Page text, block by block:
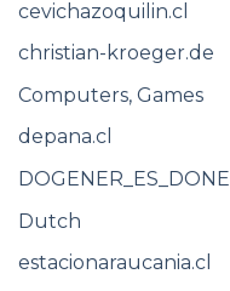
cevichazoquilin.cl
christian-kroeger.de
Computers, Games
depana.cl
DOGENER_ES_DONE
Dutch
estacionaraucania.cl